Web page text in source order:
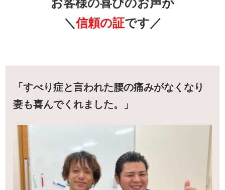
お客様の喜びのお声が
＼信頼の証です／
「すべり症と言われた腰の痛みがなくなり
妻も喜んでくれました。」